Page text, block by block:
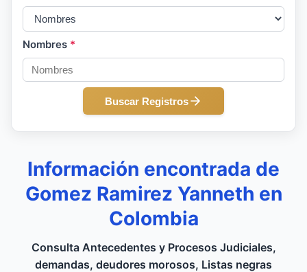
Nombres *
Buscar Registros
Información encontrada de
Gomez Ramirez Yanneth en
Colombia
Consulta Antecedentes y Procesos Judiciales,
demandas, deudores morosos, Listas negras